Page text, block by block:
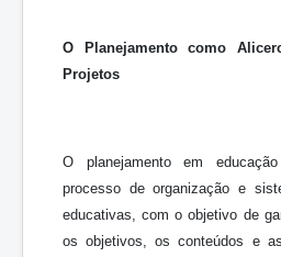
O Planejamento como
Projetos
O planejamento em
processo de organização e
educativas, com o objetivo de
os objetivos, os conteúdos e